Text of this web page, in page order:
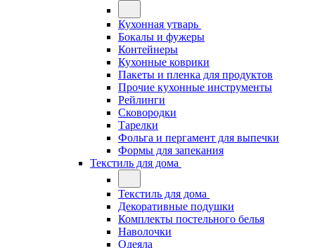
Кухонная утварь
Бокалы и фужеры
Контейнеры
Кухонные коврики
Пакеты и пленка для продуктов
Прочие кухонные инструменты
Рейлинги
Сковородки
Тарелки
Фольга и пергамент для выпечки
Формы для запекания
Текстиль для дома
Текстиль для дома
Декоративные подушки
Комплекты постельного белья
Наволочки
Одеяла